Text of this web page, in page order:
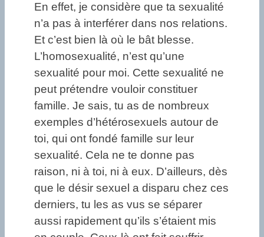
En effet, je considère que ta sexualité
n’a pas à interférer dans nos relations.
Et c’est bien là où le bât blesse.
L’homosexualité, n’est qu’une
sexualité pour moi. Cette sexualité ne
peut prétendre vouloir constituer
famille. Je sais, tu as de nombreux
exemples d’hétérosexuels autour de
toi, qui ont fondé famille sur leur
sexualité. Cela ne te donne pas
raison, ni à toi, ni à eux. D’ailleurs, dès
que le désir sexuel a disparu chez ces
derniers, tu les as vus se séparer
aussi rapidement qu’ils s’étaient mis